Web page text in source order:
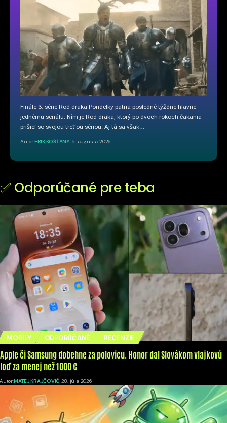
Finále 3. série Rod draka Pondelky patria posledné týždne hlavne
jednému seriálu. Ním je Rod draka, ktorý po dvoch rokoch čakania
prišiel so svojou treťou sériou. Aj tá sa však…
Autor:ERIK KOŠŤANY 5. augusta 2026
✅ Odporúčané pre teba
MOBILY ODPORÚČANÉ RECENZIE
Apple či Samsung dobehne za polovicu. Honor dal Slovákom vlajkovú
loď za menej než 1000 €
Autor:MATEJ KRAJČOVIČ 28. júla 2026